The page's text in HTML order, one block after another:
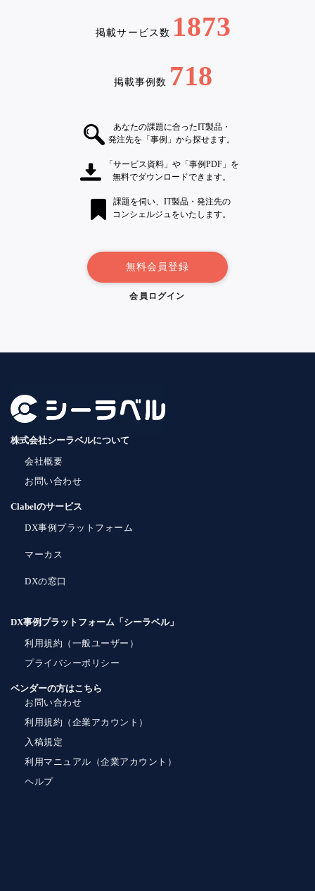
掲載サービス数 1873
掲載事例数 718
あなたの課題に合ったIT製品・
発注先を「事例」から探せます。
「サービス資料」や「事例PDF」を
無料でダウンロードできます。
課題を伺い、IT製品・発注先の
コンシェルジュをいたします。
無料会員登録
会員ログイン
株式会社シーラベルについて
会社概要
お問い合わせ
Clabelのサービス
DX事例プラットフォーム
マーカス
DXの窓口
DX事例プラットフォーム「シーラベル」
利用規約（一般ユーザー）
プライバシーポリシー
ベンダーの方はこちら
お問い合わせ
利用規約（企業アカウント）
入稿規定
利用マニュアル（企業アカウント）
ヘルプ